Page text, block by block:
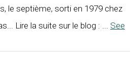
le septième, sorti en 1979 chez
Lire la suite sur le blog : ... See